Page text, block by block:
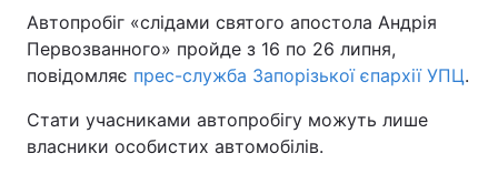
Автопробіг «слідами святого апостола Андрія
Первозванного» пройде з 16 по 26 липня,
повідомляє прес-служба Запорізької єпархії УПЦ.
Стати учасниками автопробігу можуть лише
власники особистих автомобілів.